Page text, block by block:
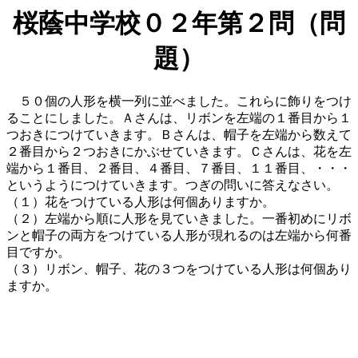
桜蔭中学校０２年第２問（問
題）
５０個の人形を横一列に並べました。これらに飾りをつけ
ることにしました。Ａさんは、リボンを左端の１番目から１
つおきにつけていきます。Ｂさんは、帽子を左端から数えて
２番目から２つおきにかぶせていきます。Ｃさんは、花を左
端から１番目、２番目、４番目、７番目、１１番目、・・・
というようにつけていきます。つぎの問いに答えなさい。
（１）花をつけている人形は何個ありますか。
（２）左端から順に人形を見ていきました。一番初めにリボ
ンと帽子の両方をつけている人形が現れるのは左端から何番
目ですか。
（３）リボン、帽子、花の３つをつけている人形は何個あり
ますか。